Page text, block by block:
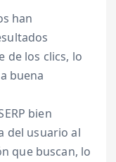
han
de los clics, lo
buena
bien
del usuario al
que buscan, lo